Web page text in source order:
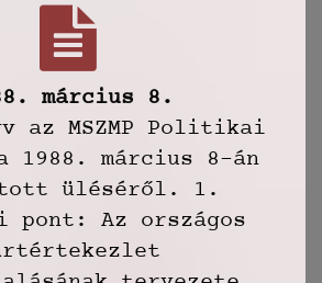
március 8.
az MSZMP Politikai
1988. március 8-án
üléséről. 1.
pont: Az országos